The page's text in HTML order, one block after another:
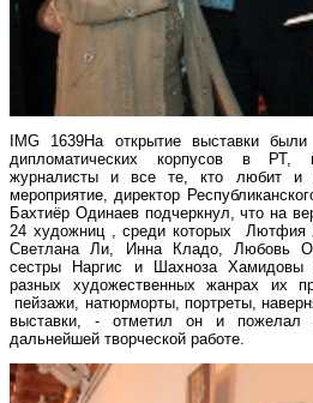
IMG 1639На открытие выставки были
дипломатических корпусов в РТ,
журналисты и все те, кто любит и
мероприятие, директор
Бахтиёр Одинаев подчеркнул, что на
24 художниц , среди которых Лютфия
Светлана Ли, Инна Кладо, Любовь
сестры Наргис и Шахноза
разных художественных жанрах их
пейзажи, натюрморты, портреты,
выставки, - отметил он и пожелал
дальнейшей творческой работе.